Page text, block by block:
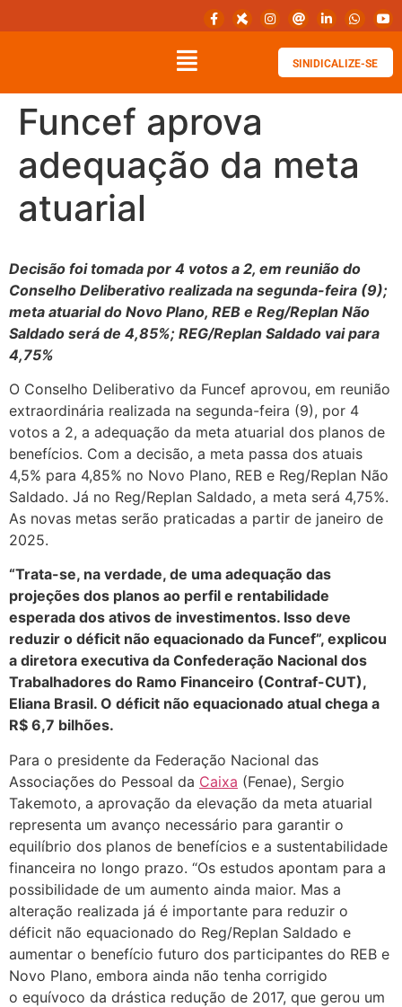
SINIDICALIZE-SE
Funcef aprova
adequação da meta
atuarial
Decisão foi tomada por 4 votos a 2, em reunião do
Conselho Deliberativo realizada na segunda-feira (9);
meta atuarial do Novo Plano, REB e Reg/Replan Não
Saldado será de 4,85%; REG/Replan Saldado vai para
4,75%
O Conselho Deliberativo da Funcef aprovou, em reunião
extraordinária realizada na segunda-feira (9), por 4
votos a 2, a adequação da meta atuarial dos planos de
benefícios. Com a decisão, a meta passa dos atuais
4,5% para 4,85% no Novo Plano, REB e Reg/Replan Não
Saldado. Já no Reg/Replan Saldado, a meta será 4,75%.
As novas metas serão praticadas a partir de janeiro de
2025.
“Trata-se, na verdade, de uma adequação das
projeções dos planos ao perfil e rentabilidade
esperada dos ativos de investimentos. Isso deve
reduzir o déficit não equacionado da Funcef”, explicou
a diretora executiva da Confederação Nacional dos
Trabalhadores do Ramo Financeiro (Contraf-CUT),
Eliana Brasil. O déficit não equacionado atual chega a
R$ 6,7 bilhões.
Para o presidente da Federação Nacional das
Associações do Pessoal da Caixa (Fenae), Sergio
Takemoto, a aprovação da elevação da meta atuarial
representa um avanço necessário para garantir o
equilíbrio dos planos de benefícios e a sustentabilidade
financeira no longo prazo. “Os estudos apontam para a
possibilidade de um aumento ainda maior. Mas a
alteração realizada já é importante para reduzir o
déficit não equacionado do Reg/Replan Saldado e
aumentar o benefício futuro dos participantes do REB e
Novo Plano, embora ainda não tenha corrigido
o equívoco da drástica redução de 2017, que gerou um